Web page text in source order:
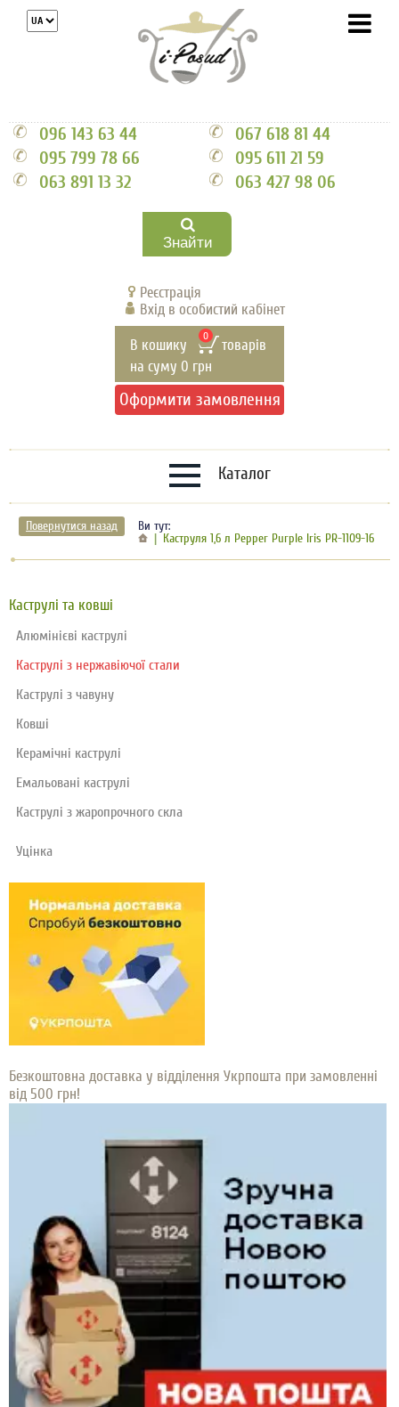
096 143 63 44
095 799 78 66
063 891 13 32
067 618 81 44
095 611 21 59
063 427 98 06
Знайти
Реєстрація
Вхід в особистий кабінет
В кошику
0
товарів
на суму 0 грн
Оформити замовлення
Каталог
Повернутися назад
Ви тут:
Каструля 1,6 л Pepper Purple Iris PR-1109-16
Каструлі та ковші
Алюмінієві каструлі
Каструлі з нержавіючої стали
Каструлі з чавуну
Ковші
Керамічні каструлі
Емальовані каструлі
Каструлі з жаропрочного скла
Уцінка
Безкоштовна доставка у відділення Укрпошта при замовленні
від 500 грн!